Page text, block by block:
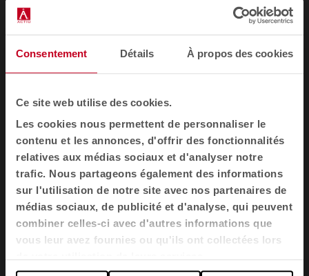
Consentement Détails À propos des cookies
Ce site web utilise des cookies.
Les cookies nous permettent de personnaliser le
contenu et les annonces, d'offrir des fonctionnalités
relatives aux médias sociaux et d'analyser notre
trafic. Nous partageons également des informations
sur l'utilisation de notre site avec nos partenaires de
médias sociaux, de publicité et d'analyse, qui peuvent
combiner celles-ci avec d'autres informations que
vous leur avez fournies ou qu'ils ont collectées lors
Newsletter et réseaux sociaux
Nous vous expliquons comment les espaces redéfinissent le
bien-être, la créativité et la productivité : nouvelles collections,
articles, événements et plus encore.
Newsletter par e-mail